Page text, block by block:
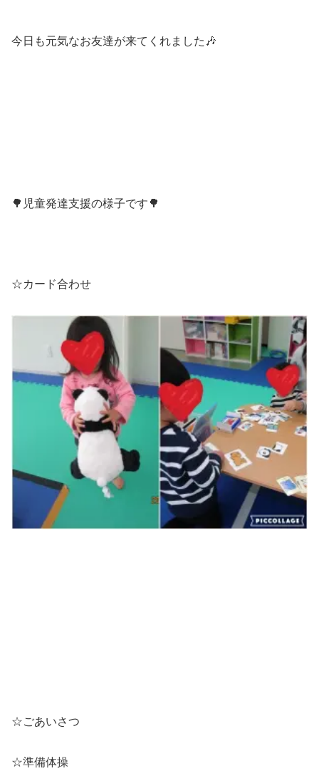
今日も元気なお友達が来てくれました🎶
🌳児童発達支援の様子です🌳
☆カード合わせ
☆ごあいさつ
☆準備体操